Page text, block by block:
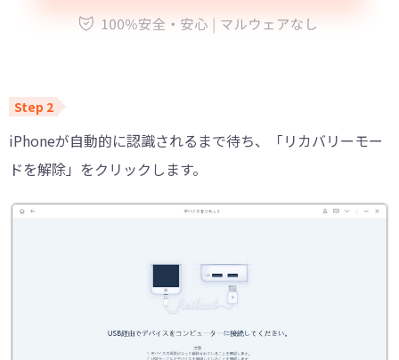
iPhoneが自動的に認識されるまで待ち、「リカバリーモー
ドを解除」をクリックします。